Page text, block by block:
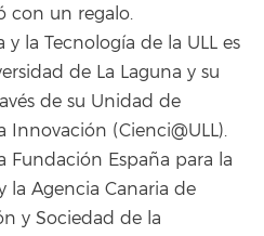
con un regalo.
la Tecnología de la ULL es
de La Laguna y su
de su Unidad de
Innovación (Cienci@ULL).
Fundación España para la
la Agencia Canaria de
y Sociedad de la